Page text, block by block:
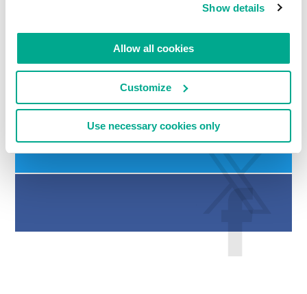
Show details
Allow all cookies
Customize
Use necessary cookies only